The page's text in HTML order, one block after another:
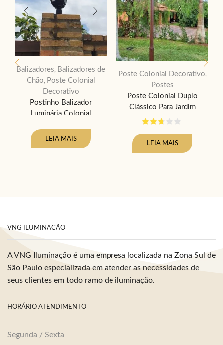
Balizadores, Balizadores de
Chão, Poste Colonial
Decorativo
Postinho Balizador
Luminária Colonial
LEIA MAIS
Poste Colonial Decorativo,
Postes
Poste Colonial Duplo
Clássico Para Jardim
LEIA MAIS
VNG ILUMINAÇÃO
A VNG Iluminação é uma empresa localizada na Zona Sul de
São Paulo especializada em atender as necessidades de
seus clientes em todo ramo de iluminação.
HORÁRIO ATENDIMENTO
Segunda / Sexta